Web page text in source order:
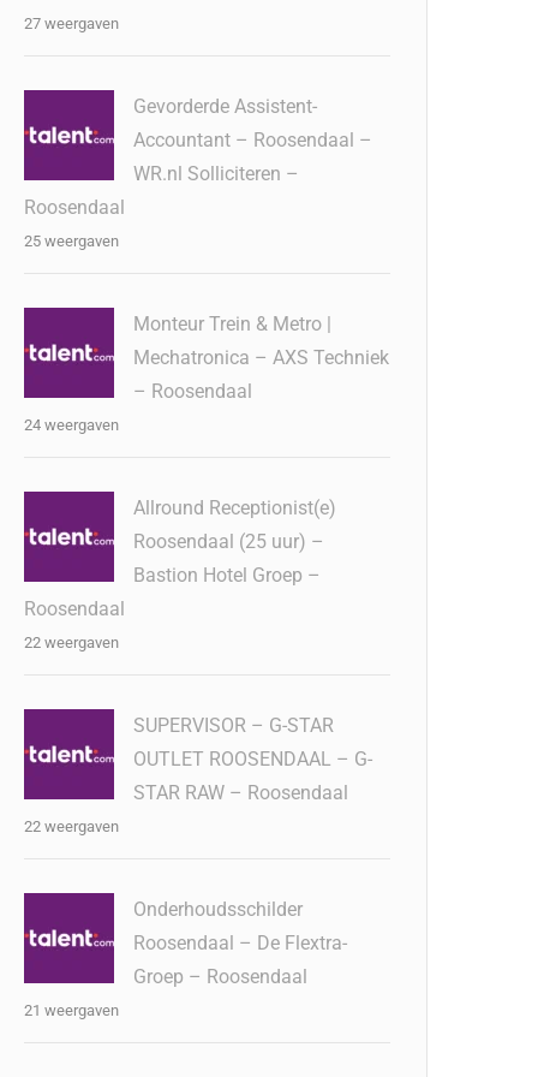
27 weergaven
Gevorderde Assistent-
Accountant – Roosendaal –
WR.nl Solliciteren –
Roosendaal
25 weergaven
Monteur Trein & Metro |
Mechatronica – AXS Techniek
– Roosendaal
24 weergaven
Allround Receptionist(e)
Roosendaal (25 uur) –
Bastion Hotel Groep –
Roosendaal
22 weergaven
SUPERVISOR – G-STAR
OUTLET ROOSENDAAL – G-
STAR RAW – Roosendaal
22 weergaven
Onderhoudsschilder
Roosendaal – De Flextra-
Groep – Roosendaal
21 weergaven